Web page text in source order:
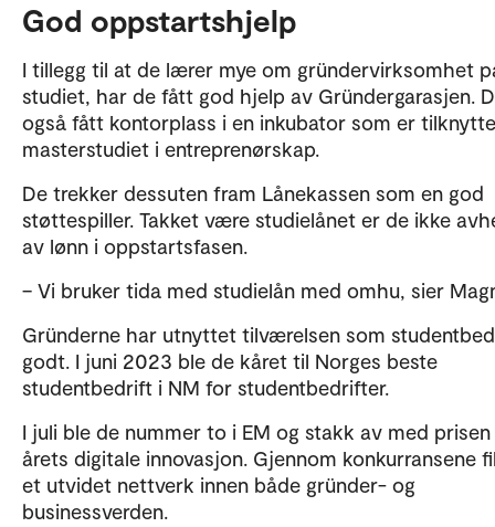
God oppstartshjelp
I tillegg til at de lærer mye om gründervirksomhet
studiet, har de fått god hjelp av Gründergarasjen.
også fått kontorplass i en inkubator som er
masterstudiet i entreprenørskap.
De trekker dessuten fram Lånekassen som en god
støttespiller. Takket være studielånet er de ikke
av lønn i oppstartsfasen.
– Vi bruker tida med studielån med omhu, sier
Gründerne har utnyttet tilværelsen som
godt. I juni 2023 ble de kåret til Norges beste
studentbedrift i NM for studentbedrifter.
I juli ble de nummer to i EM og stakk av med
årets digitale innovasjon. Gjennom konkurransene
et utvidet nettverk innen både gründer- og
businessverden.